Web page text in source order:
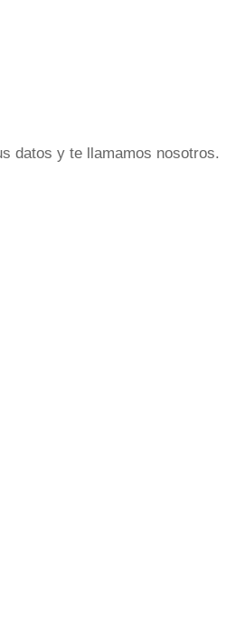
datos y te llamamos nosotros.